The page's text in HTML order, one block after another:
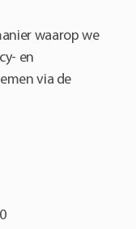
waarop we
en
via de